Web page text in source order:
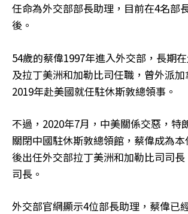
任命為外交部部長助理，目前在4名部
後。
54歲的蔡偉1997年進入外交部，長期
及拉丁美洲和加勒比司任職，曾外派加
2019年赴美國就任駐休斯敦總領事。
不過，2020年7月，中美關係交惡，特
關閉中國駐休斯敦總領館，蔡偉成為
後出任外交部拉丁美洲和加勒比司司
司長。
外交部官網顯示4位部長助理，蔡偉已